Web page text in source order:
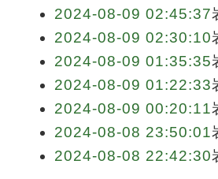
2024-08-09 02:45:37
2024-08-09 02:30:10
2024-08-09 01:35:35
2024-08-09 01:22:33
2024-08-09 00:20:11
2024-08-08 23:50:01
2024-08-08 22:42:30